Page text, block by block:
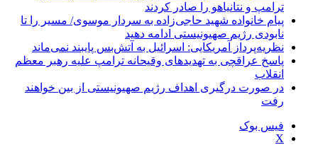
ترامپ و نتانیاهو را صادر کردند
پیام خانواده شهید حاجی‌زاده به سردار موسوی/ مسیر را تا
نابودی رژیم صهیونیستی ادامه دهید
نظریه‌پرداز آمریکایی: اسرائیل به آتش‌بس پایبند نمی‌ماند
پاسخ عراقچی به تهدیدهای وقیحانه ترامپ علیه رهبر معظم
انقلاب
در صورت درگیری اهداف رژیم صهیونیستی از بین خواهند
رفت
فیس بوک
X